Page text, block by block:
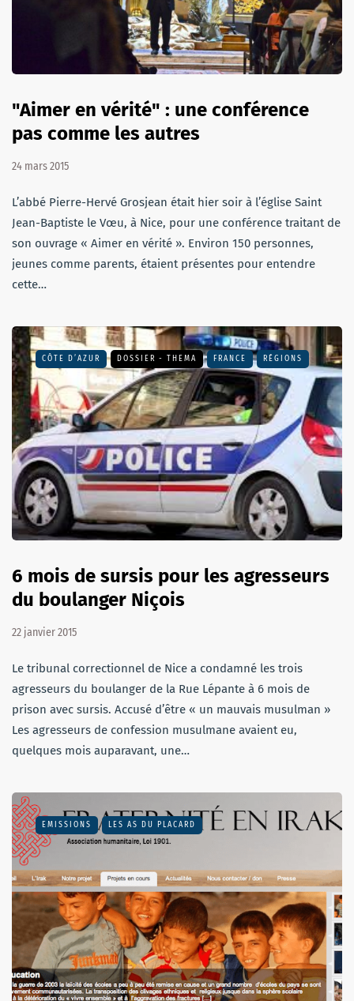
"Aimer en vérité" : une conférence
pas comme les autres
24 mars 2015
L’abbé Pierre-Hervé Grosjean était hier soir à l’église Saint
Jean-Baptiste le Vœu, à Nice, pour une conférence traitant de
son ouvrage « Aimer en vérité ». Environ 150 personnes,
jeunes comme parents, étaient présentes pour entendre
cette…
CÔTE D’AZUR DOSSIER - THEMA FRANCE RÉGIONS
6 mois de sursis pour les agresseurs
du boulanger Niçois
22 janvier 2015
Le tribunal correctionnel de Nice a condamné les trois
agresseurs du boulanger de la Rue Lépante à 6 mois de
prison avec sursis. Accusé d’être « un mauvais musulman »
Les agresseurs de confession musulmane avaient eu,
quelques mois auparavant, une…
EMISSIONS LES AS DU PLACARD